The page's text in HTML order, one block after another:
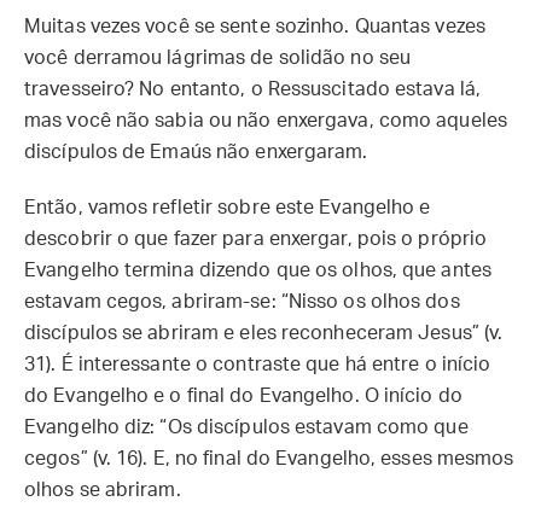
Muitas vezes você se sente sozinho. Quantas vezes
você derramou lágrimas de solidão no seu
travesseiro? No entanto, o Ressuscitado estava lá,
mas você não sabia ou não enxergava, como aqueles
discípulos de Emaús não enxergaram.
Então, vamos refletir sobre este Evangelho e
descobrir o que fazer para enxergar, pois o próprio
Evangelho termina dizendo que os olhos, que antes
estavam cegos, abriram-se: “Nisso os olhos dos
discípulos se abriram e eles reconheceram Jesus” (v.
31). É interessante o contraste que há entre o início
do Evangelho e o final do Evangelho. O início do
Evangelho diz: “Os discípulos estavam como que
cegos” (v. 16). E, no final do Evangelho, esses mesmos
olhos se abriram.